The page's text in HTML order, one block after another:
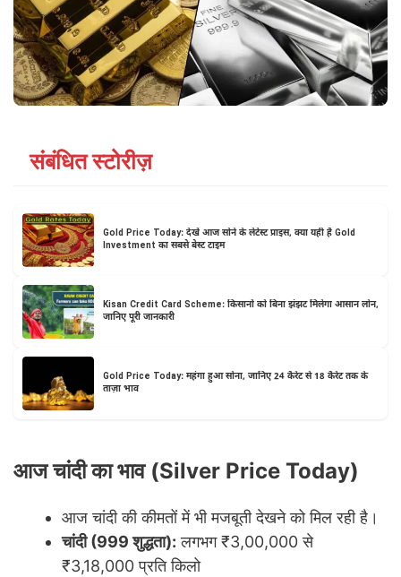
संबंधित स्टोरीज़
Gold Price Today: देखें आज सोने के लेटेस्ट प्राइस, क्या यही है Gold
Investment का सबसे बेस्ट टाइम
Kisan Credit Card Scheme: किसानों को बिना झंझट मिलेगा आसान लोन,
जानिए पूरी जानकारी
Gold Price Today: महंगा हुआ सोना, जानिए 24 कैरेट से 18 कैरेट तक के
ताज़ा भाव
आज चांदी का भाव (Silver Price Today)
आज चांदी की कीमतों में भी मजबूती देखने को मिल रही है।
चांदी (999 शुद्धता): लगभग ₹3,00,000 से
₹3,18,000 प्रति किलो